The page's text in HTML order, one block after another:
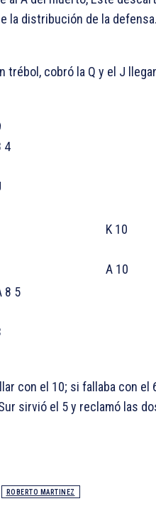
la distribución de la
trébol, cobró la Q y el J
4
K 10
A 10
8 5
con el 10; si fallaba con el
sirvió el 5 y reclamó las
ROBERTO MARTINEZ